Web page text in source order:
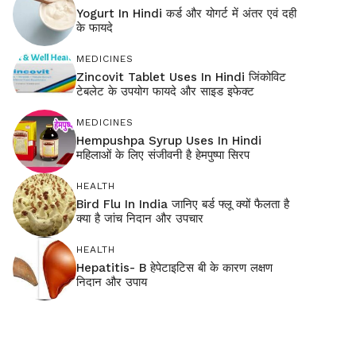
Yogurt In Hindi कर्ड और योगर्ट में अंतर एवं दही
के फायदे
MEDICINES
Zincovit Tablet Uses In Hindi जिंकोविट
टेबलेट के उपयोग फायदे और साइड इफेक्ट
MEDICINES
Hempushpa Syrup Uses In Hindi
महिलाओं के लिए संजीवनी है हेमपुष्पा सिरप
HEALTH
Bird Flu In India जानिए बर्ड फ्लू क्यों फैलता है
क्या है जांच निदान और उपचार
HEALTH
Hepatitis- B हेपेटाइटिस बी के कारण लक्षण
निदान और उपाय